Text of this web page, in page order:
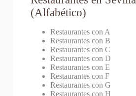
(Alfabético)
Restaurantes con A
Restaurantes con B
Restaurantes con C
Restaurantes con D
Restaurantes con E
Restaurantes con F
Restaurantes con G
Restaurantes con H